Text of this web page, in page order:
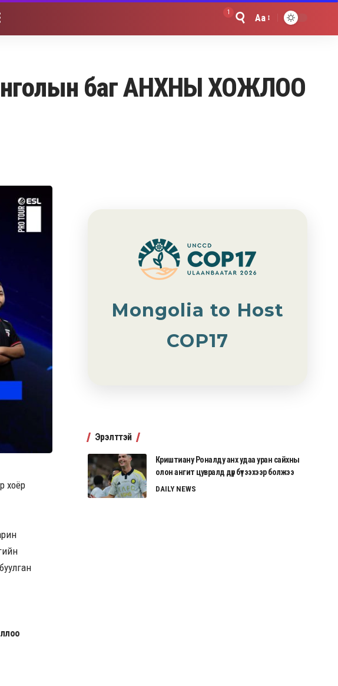
1
Font
Aa
баг АНХНЫ ХОЖЛОО
хоёр
Mongolia to Host
COP17
Эрэлттэй
Криштиану Роналду анх удаа уран сайхны
олон ангит цувралд дүр бүтээхээр болжээ
DAILY NEWS